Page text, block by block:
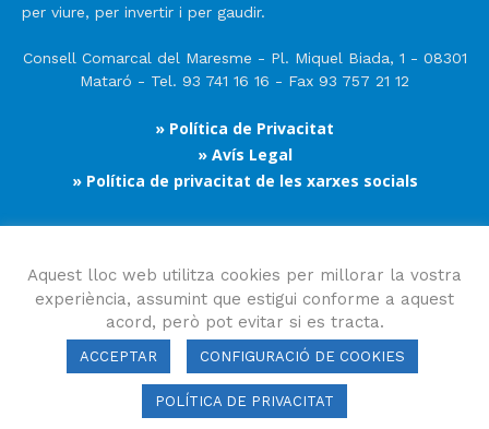
per viure, per invertir i per gaudir.
Consell Comarcal del Maresme - Pl. Miquel Biada, 1 - 08301
Mataró - Tel. 93 741 16 16 - Fax 93 757 21 12
» Política de Privacitat
» Avís Legal
» Política de privacitat de les xarxes socials
Segueix-nos
Consell Comarcal del Maresme 2023 Copyright © Tots els drets
Aquest lloc web utilitza cookies per millorar la vostra
experiència, assumint que estigui conforme a aquest
acord, però pot evitar si es tracta.
ACCEPTAR CONFIGURACIÓ DE COOKIES
POLÍTICA DE PRIVACITAT